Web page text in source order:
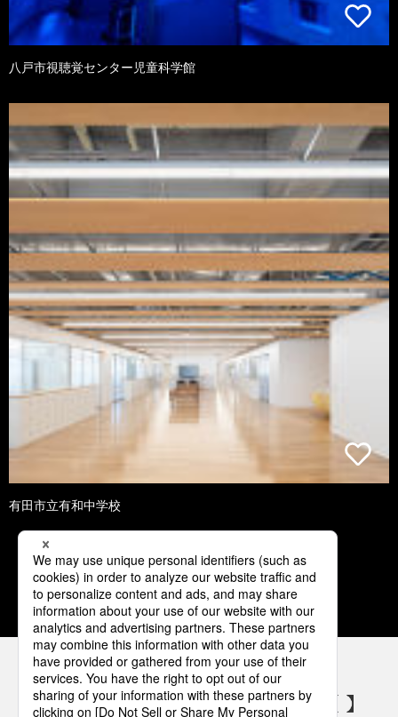
八戸市視聴覚センター児童科学館
有田市立有和中学校
1 2 3 4 5
パナソニックの電気設備 SNSアカウント